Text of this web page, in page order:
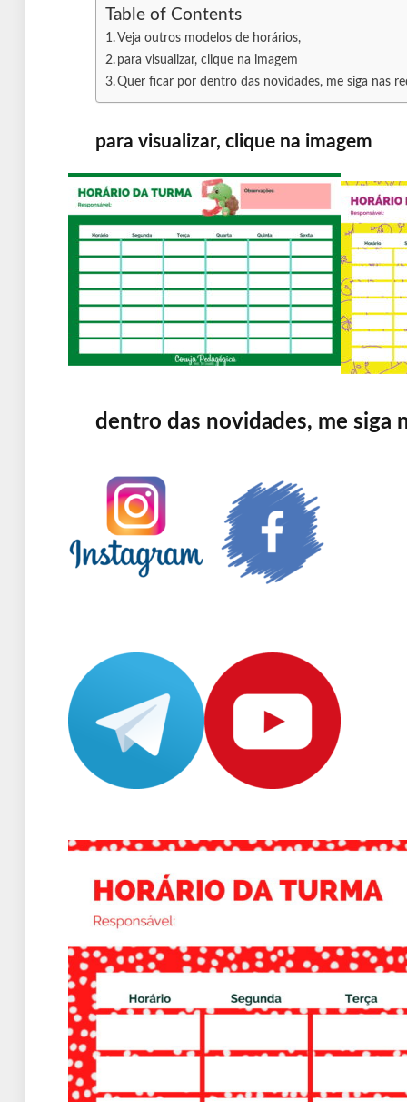
Table of Contents
Veja outros modelos de horários,
para visualizar, clique na imagem
Quer ficar por dentro das novidades, me siga nas
para visualizar, clique na imagem
dentro das novidades, me siga